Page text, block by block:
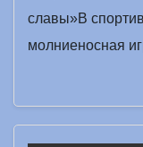
славы»В
молниеносная